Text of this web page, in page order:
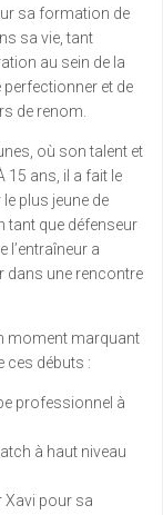
sa formation de
sa vie, tant
au sein de la
perfectionner et de
de renom.
où son talent et
15 ans, il a fait le
plus jeune de
tant que défenseur
l’entraîneur a
dans une rencontre
moment marquant
ces débuts :
professionnel à
à haut niveau
Xavi pour sa